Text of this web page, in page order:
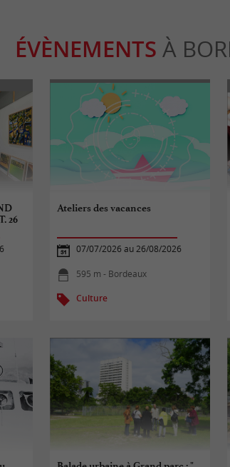
ÉVÈNEMENTS À
26
Ateliers des vacances
07/07/2026 au 26/08/2026
595 m - Bordeaux
Culture